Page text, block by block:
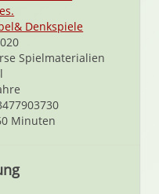
Denkspiele
Spielmaterialien
Minuten